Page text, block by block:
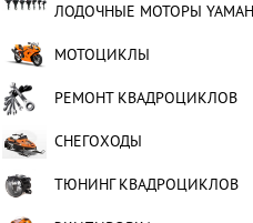
ЛОДОЧНЫЕ МОТОРЫ
МОТОЦИКЛЫ
РЕМОНТ КВАДРОЦИКЛОВ
СНЕГОХОДЫ
ТЮНИНГ КВАДРОЦИКЛОВ